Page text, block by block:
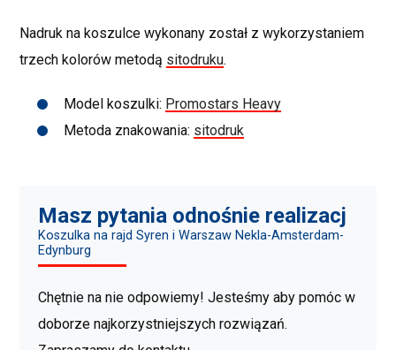
Nadruk na koszulce wykonany został z wykorzystaniem
trzech kolorów metodą sitodruku.
Model koszulki: Promostars Heavy
Metoda znakowania: sitodruk
Masz pytania odnośnie realizacj
Koszulka na rajd Syren i Warszaw Nekla-Amsterdam-
Edynburg
Chętnie na nie odpowiemy! Jesteśmy aby pomóc w
doborze najkorzystniejszych rozwiązań.